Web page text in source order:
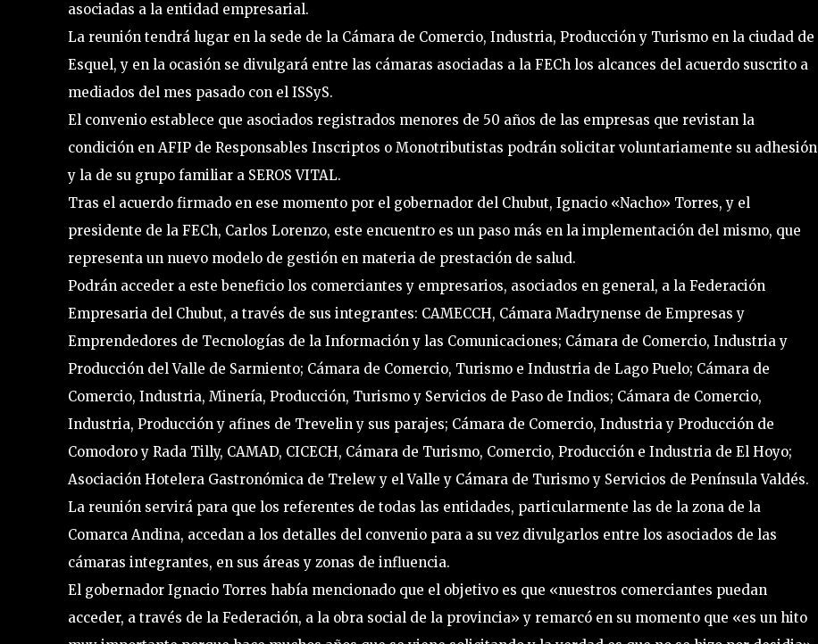
asociadas a la entidad empresarial.
La reunión tendrá lugar en la sede de la Cámara de Comercio, Industria, Producción y Turismo en la ciudad de
Esquel, y en la ocasión se divulgará entre las cámaras asociadas a la FECh los alcances del acuerdo suscrito a
mediados del mes pasado con el ISSyS.
El convenio establece que asociados registrados menores de 50 años de las empresas que revistan la
condición en AFIP de Responsables Inscriptos o Monotributistas podrán solicitar voluntariamente su adhesión
y la de su grupo familiar a SEROS VITAL.
Tras el acuerdo firmado en ese momento por el gobernador del Chubut, Ignacio «Nacho» Torres, y el
presidente de la FECh, Carlos Lorenzo, este encuentro es un paso más en la implementación del mismo, que
representa un nuevo modelo de gestión en materia de prestación de salud.
Podrán acceder a este beneficio los comerciantes y empresarios, asociados en general, a la Federación
Empresaria del Chubut, a través de sus integrantes: CAMECCH, Cámara Madrynense de Empresas y
Emprendedores de Tecnologías de la Información y las Comunicaciones; Cámara de Comercio, Industria y
Producción del Valle de Sarmiento; Cámara de Comercio, Turismo e Industria de Lago Puelo; Cámara de
Comercio, Industria, Minería, Producción, Turismo y Servicios de Paso de Indios; Cámara de Comercio,
Industria, Producción y afines de Trevelin y sus parajes; Cámara de Comercio, Industria y Producción de
Comodoro y Rada Tilly, CAMAD, CICECH, Cámara de Turismo, Comercio, Producción e Industria de El Hoyo;
Asociación Hotelera Gastronómica de Trelew y el Valle y Cámara de Turismo y Servicios de Península Valdés.
La reunión servirá para que los referentes de todas las entidades, particularmente las de la zona de la
Comarca Andina, accedan a los detalles del convenio para a su vez divulgarlos entre los asociados de las
cámaras integrantes, en sus áreas y zonas de influencia.
El gobernador Ignacio Torres había mencionado que el objetivo es que «nuestros comerciantes puedan
acceder, a través de la Federación, a la obra social de la provincia» y remarcó en su momento que «es un hito